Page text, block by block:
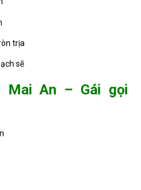
trịa
sẽ
Mai An – Gái gọi